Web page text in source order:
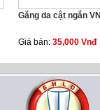
Găng da cật ngắn VN
Giá bán: 35,000 Vnđ